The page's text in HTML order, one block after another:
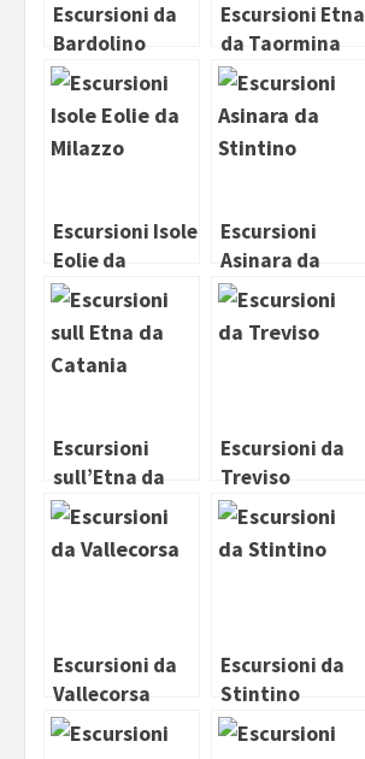
Escursioni da
Bardolino
Escursioni Etna
da Taormina
Escursioni Isole
Eolie da
Milazzo
Escursioni
Asinara da
Stintino
Escursioni
sull’Etna da
Catania
Escursioni da
Treviso
Escursioni da
Vallecorsa
Escursioni da
Stintino